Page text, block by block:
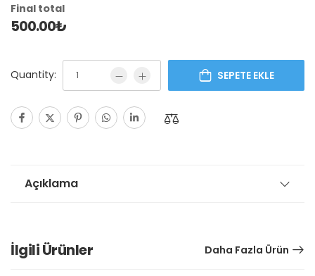
Final total
500.00₺
Quantity: SEPETE EKLE
Açıklama
İlgili Ürünler Daha Fazla Ürün